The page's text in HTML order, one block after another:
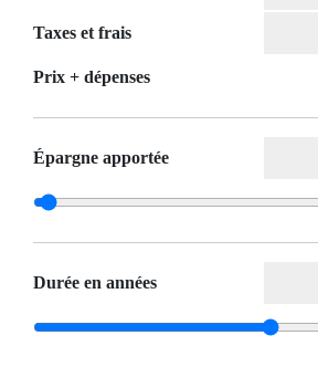
Taxes et frais
Prix ​​+ dépenses
Épargne apportée
Durée en années